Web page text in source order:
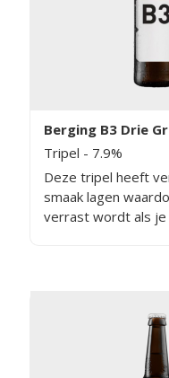
Berging B3 Drie
Tripel - 7.9%
Deze tripel heeft
smaak lagen
verrast wordt als je